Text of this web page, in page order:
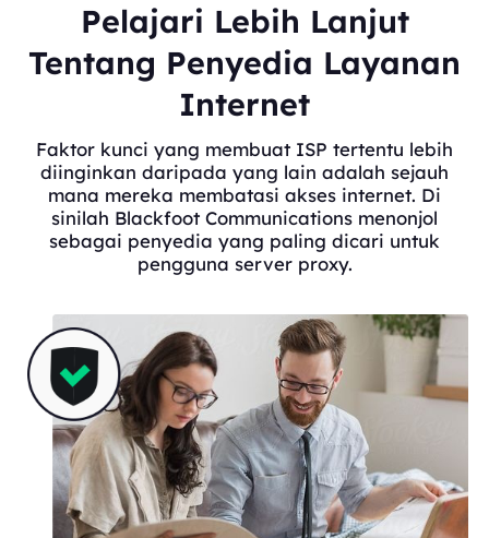
Pelajari Lebih Lanjut
Tentang Penyedia Layanan
Internet
Faktor kunci yang membuat ISP tertentu lebih
diinginkan daripada yang lain adalah sejauh
mana mereka membatasi akses internet. Di
sinilah Blackfoot Communications menonjol
sebagai penyedia yang paling dicari untuk
pengguna server proxy.